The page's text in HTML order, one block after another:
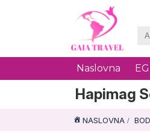
Naslovna
Hapimag
NASLOVNA